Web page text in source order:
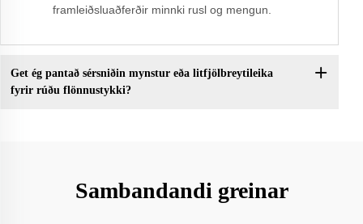
framleiðsluaðferðir minnki rusl og mengun.
Get ég pantað sérsniðin mynstur eða litfjölbreytileika
fyrir rúðu flönnustykki?
Sambandandi greinar